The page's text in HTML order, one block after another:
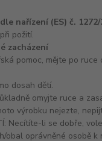
nařízení (ES) č. 1272/
požití.
zacházení
pomoc, mějte po
dosah dětí.
omyjte ruce a
výrobku nejezte,
Necítíte-li se dobře,
obal oprávněné osobě k